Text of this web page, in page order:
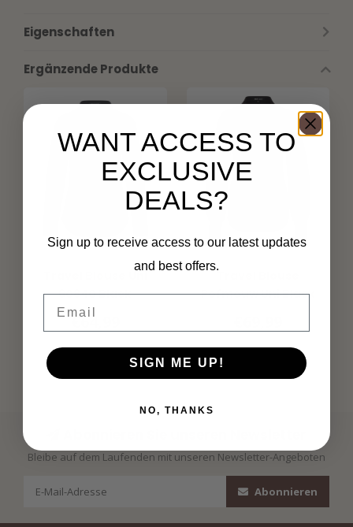
Eigenschaften
Ergänzende Produkte
Travel Blouse Uni
60840 Black
€64,99
Travel Blouse
Pofmouw Uni Black
Bleibe auf dem Laufenden mit unseren Newsletter-Angeboten
Abonnieren
WANT ACCESS TO
EXCLUSIVE
DEALS?
Sign up to receive access to our latest updates
and best offers.
SIGN ME UP!
NO, THANKS